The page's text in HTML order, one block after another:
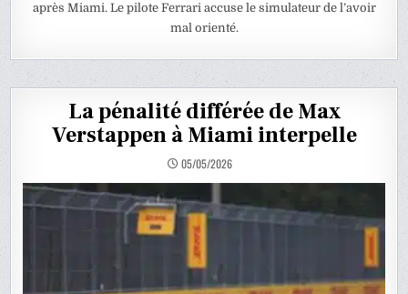
après Miami. Le pilote Ferrari accuse le simulateur de l’avoir
mal orienté.
La pénalité différée de Max
Verstappen à Miami interpelle
05/05/2026